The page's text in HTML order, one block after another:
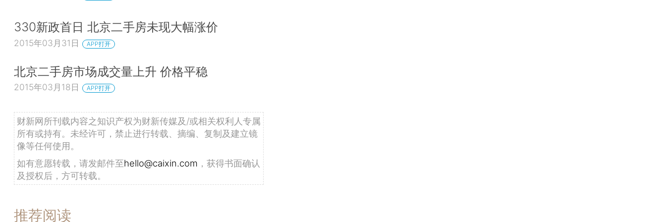
330新政首日 北京二手房未现大幅涨价
2015年03月31日 APP打开
北京二手房市场成交量上升 价格平稳
2015年03月18日 APP打开
财新网所刊载内容之知识产权为财新传媒及/或相关权利人专属
所有或持有。未经许可，禁止进行转载、摘编、复制及建立镜
像等任何使用。
如有意愿转载，请发邮件至hello@caixin.com ，获得书面确认
及授权后，方可转载。
推荐阅读